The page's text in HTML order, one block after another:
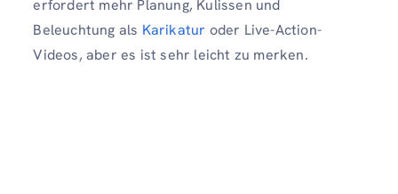
erfordert mehr Planung, Kulissen und
Beleuchtung als Karikatur oder Live-Action-
Videos, aber es ist sehr leicht zu merken.